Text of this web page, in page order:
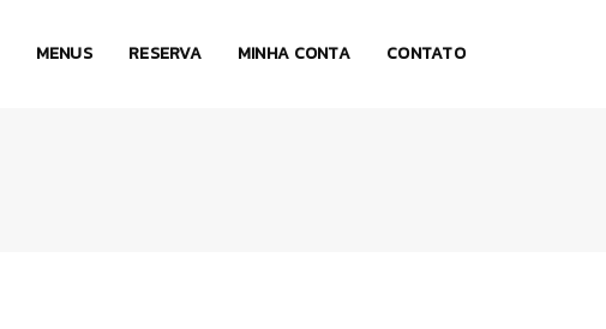
MENUS RESERVA MINHA CONTA CONTATO